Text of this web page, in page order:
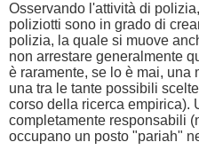
Osservando l'attività di
poliziotti sono in grado di
polizia, la quale si muove
non arrestare generalmente
è raramente, se lo è mai,
una tra le tante possibili
corso della ricerca empirica).
completamente responsabili
occupano un posto "pariah"